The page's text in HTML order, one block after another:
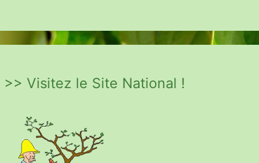
>> Visitez le Site National !